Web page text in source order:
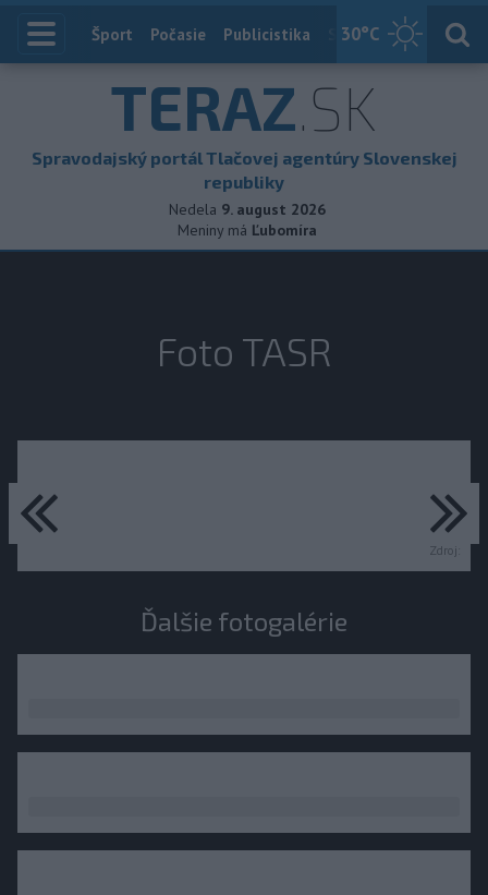
30°C
Index
Šport Počasie Publicistika Slovensko
TERAZ.SK
Spravodajský portál Tlačovej agentúry Slovenskej
republiky
Nedela 9. august 2026
Meniny má Ľubomíra
Foto TASR
Zdroj:
predchádzajúce
Ďalšie fotogalérie